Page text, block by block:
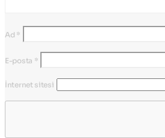
Ad *
E-posta *
İnternet sitesi